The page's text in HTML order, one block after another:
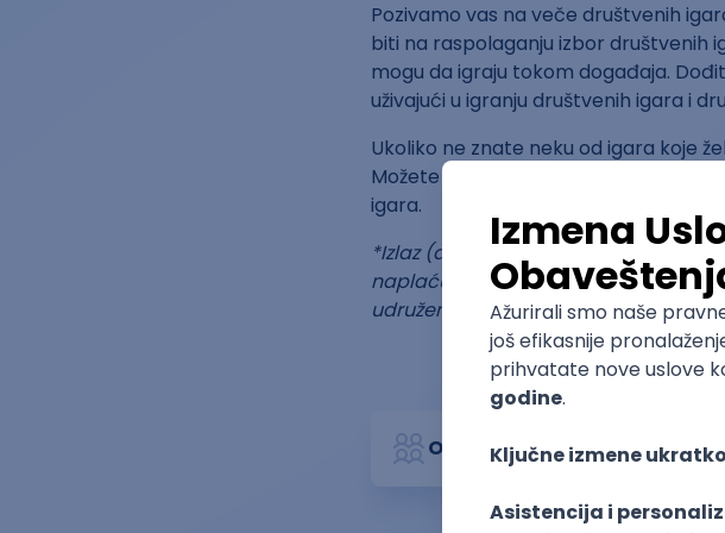
Pozivamo vas na veče društvenih
biti na raspolaganju izbor društvenih
mogu da igraju tokom događaja.
uživajući u igranju društvenih igara i
Ukoliko ne znate neku od igara koje
Možete poneti bilo koje piće sa
igara.
*Izlaz (da, izlaz – što znači samo
naplaćuje 500 din, kao kotizacija za
udruženja NDSI i organizovanje
OrganizatorInspiraHub